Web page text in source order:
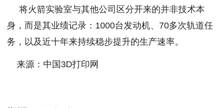
将火箭实验室与其他公司区分开来的并非技术本
身，而是其业绩记录：1000台发动机、70多次轨道任
务，以及近十年来持续稳步提升的生产速率。
来源：中国3D打印网